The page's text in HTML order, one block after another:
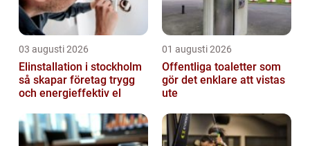
03 augusti 2026
Elinstallation i stockholm
så skapar företag trygg
och energieffektiv el
01 augusti 2026
Offentliga toaletter som
gör det enklare att vistas
ute